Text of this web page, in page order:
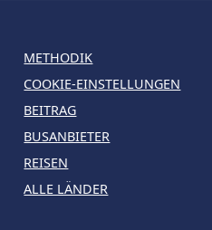
METHODIK
COOKIE-EINSTELLUNGEN
BEITRAG
BUSANBIETER
REISEN
ALLE LÄNDER